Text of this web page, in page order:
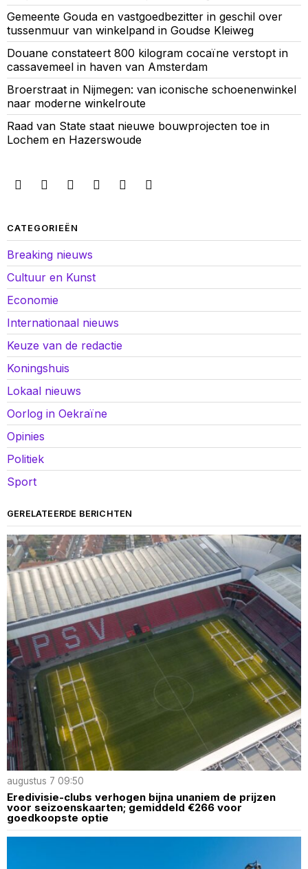
Gemeente Gouda en vastgoedbezitter in geschil over
tussenmuur van winkelpand in Goudse Kleiweg
Douane constateert 800 kilogram cocaïne verstopt in
cassavemeel in haven van Amsterdam
Broerstraat in Nijmegen: van iconische schoenenwinkel
naar moderne winkelroute
Raad van State staat nieuwe bouwprojecten toe in
Lochem en Hazerswoude
CATEGORIEËN
Breaking nieuws
Cultuur en Kunst
Economie
Internationaal nieuws
Keuze van de redactie
Koningshuis
Lokaal nieuws
Oorlog in Oekraïne
Opinies
Politiek
Sport
GERELATEERDE BERICHTEN
augustus 7 09:50
Eredivisie-clubs verhogen bijna unaniem de prijzen
voor seizoenskaarten; gemiddeld €266 voor
goedkoopste optie